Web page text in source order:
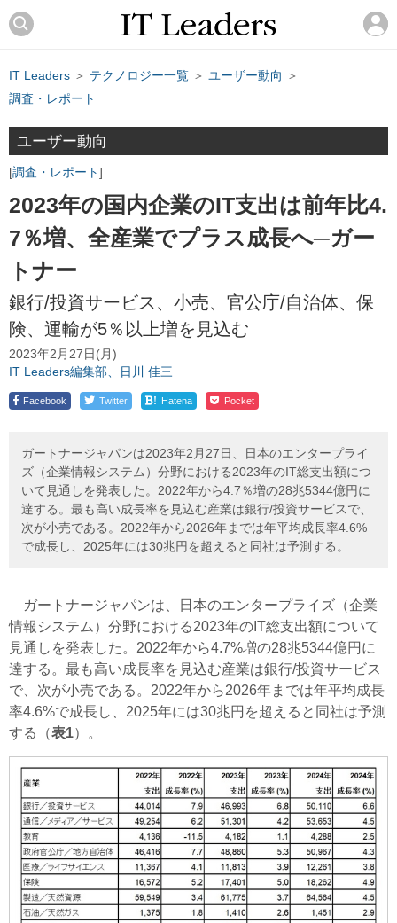
IT Leaders ＞ テクノロジー一覧 ＞ ユーザー動向 ＞
調査・レポート
ユーザー動向
調査・レポート
2023年の国内企業のIT支出は前年比4.
7％増、全産業でプラス成長へ─ガー
トナー
銀行/投資サービス、小売、官公庁/自治体、保
険、運輸が5％以上増を見込む
2023年2月27日(月)
IT Leaders編集部、日川 佳三
Facebook Twitter ! Hatena Pocket
ガートナージャパンは2023年2月27日、日本のエンタープライ
ズ（企業情報システム）分野における2023年のIT総支出額につ
いて見通しを発表した。2022年から4.7％増の28兆5344億円に
達する。最も高い成長率を見込む産業は銀行/投資サービスで、
次が小売である。2022年から2026年までは年平均成長率4.6%
で成長し、2025年には30兆円を超えると同社は予測する。
ガートナージャパンは、日本のエンタープライズ（企業
情報システム）分野における2023年のIT総支出額について
見通しを発表した。2022年から4.7%増の28兆5344億円に
達する。最も高い成長率を見込む産業は銀行/投資サービス
で、次が小売である。2022年から2026年までは年平均成長
率4.6%で成長し、2025年には30兆円を超えると同社は予測
する（表1）。